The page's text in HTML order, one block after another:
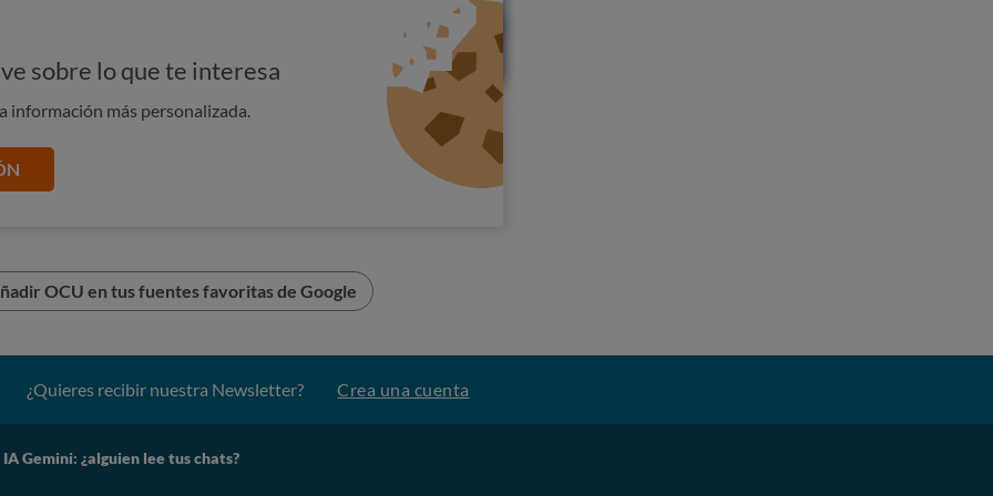
el aprendizaje supervisado
corregir errores, reducir problemas y hacer que el
se garantiza con una serie de medidas, porque
se lee. Solo un pequeño porcentaje de conversaciones se
el modelo.
de no meter datos confidenciales (como contraseñas,
sobre lo que te interesa
información más personalizada.
OCU en tus fuentes favoritas de Google
¿Quieres recibir nuestra Newsletter? Crea una cuenta
IA Gemini: ¿alguien lee tus chats?